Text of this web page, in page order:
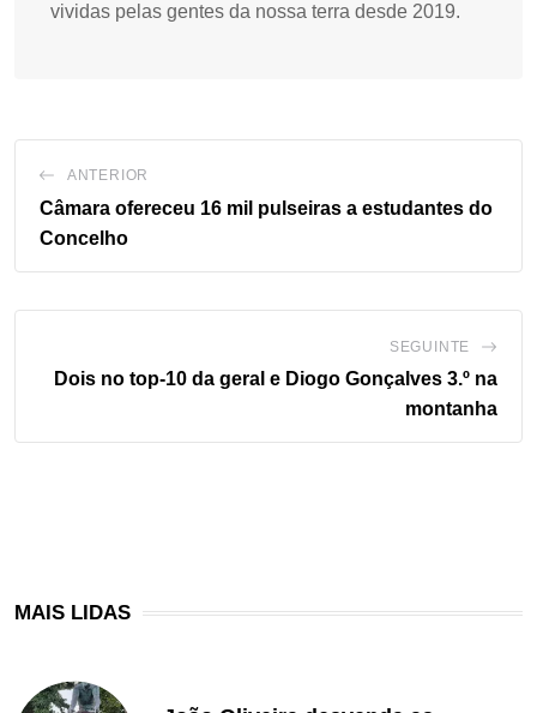
vividas pelas gentes da nossa terra desde 2019.
ANTERIOR
Câmara ofereceu 16 mil pulseiras a estudantes do
Concelho
SEGUINTE
Dois no top-10 da geral e Diogo Gonçalves 3.º na
montanha
MAIS LIDAS